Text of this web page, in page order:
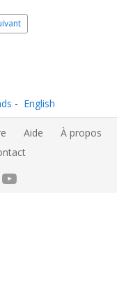
English
Aide
À propos